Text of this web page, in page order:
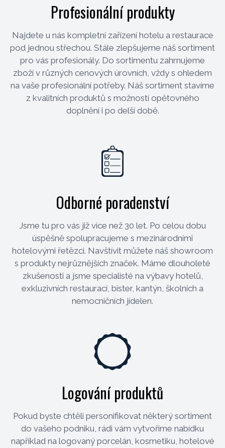
Profesionální produkty
Najdete u nás kompletní zařízení hotelu a restaurace
pod jednou střechou. Stále zlepšujeme náš sortiment
pro vás profesionály. Do sortimentu zahrnujeme
zboží v různých cenových úrovních, vždy s ohledem
na vaše profesionální potřeby. Náš sortiment stavíme
z kvalitních produktů s možností opětovného
doplnění i po delší době.
Odborné poradenství
Jsme tu pro vás již více než 30 let. Po celou dobu
úspěšně spolupracujeme s mezinárodními
hotelovými řetězci. Navštívit můžete náš showroom
s produkty nejrůznějších značek. Máme dlouholeté
zkušenosti a jsme specialisté na výbavy hotelů,
exkluzivních restaurací, bister, kantýn, školních a
nemocničních jídelen.
Logování produktů
Pokud byste chtěli personifikovat některý sortiment
do vašeho podniku, rádi vám vytvoříme nabídku
například na logovaný porcelán, kosmetiku, hotelové